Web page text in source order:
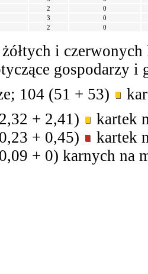
2
0
3
0
2 0
i
gospodarzy i
104 (51 + 53)
+ 2,41)
kartek
+ 0,45)
kartek
+ 0) karnych na